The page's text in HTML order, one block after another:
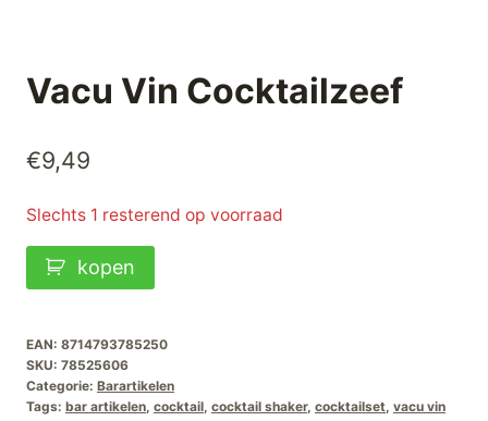
Vacu Vin Cocktailzeef
€9,49
Slechts 1 resterend op voorraad
Vacu
Vin
aantal
kopen
EAN: 8714793785250
SKU: 78525606
Categorie: Barartikelen
Tags: bar artikelen, cocktail, cocktail shaker, cocktailset, vacu vin